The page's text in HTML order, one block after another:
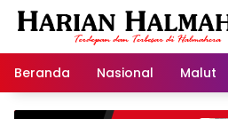
Langsung
Beranda
Nasional Malut